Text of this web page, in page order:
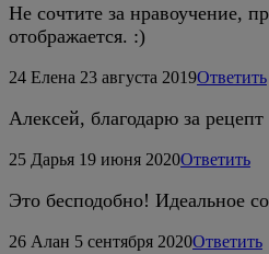
Не сочтите за нравоучение,
отображается. :)
24 Елена 23 августа 2019Ответить
Алексей, благодарю за рецепт
25 Дарья 19 июня 2020Ответить
Это бесподобно! Идеальное
26 Алан 5 сентября 2020Ответить